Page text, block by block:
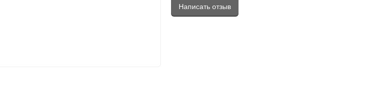
Написать отзыв